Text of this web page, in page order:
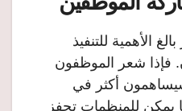
الأهمية للتنفيذ
فإذا شعر الموظفون
أكثر في
يمكن للمنظمات تحفز